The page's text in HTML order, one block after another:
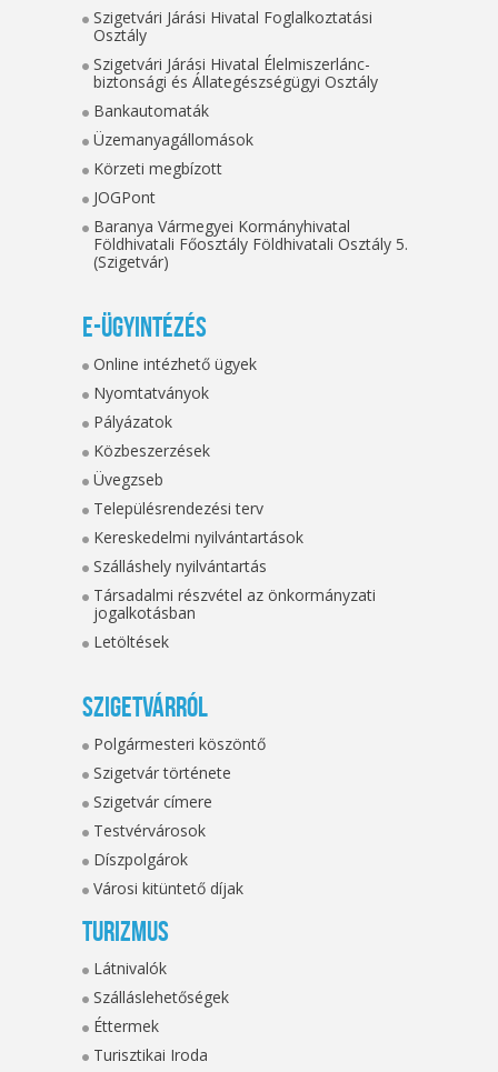
Szigetvári Járási Hivatal Foglalkoztatási
Osztály
Szigetvári Járási Hivatal Élelmiszerlánc-
biztonsági és Állategészségügyi Osztály
Bankautomaták
Üzemanyagállomások
Körzeti megbízott
JOGPont
Baranya Vármegyei Kormányhivatal
Földhivatali Főosztály Földhivatali Osztály 5.
(Szigetvár)
E-ügyintézés
Online intézhető ügyek
Nyomtatványok
Pályázatok
Közbeszerzések
Üvegzseb
Településrendezési terv
Kereskedelmi nyilvántartások
Szálláshely nyilvántartás
Társadalmi részvétel az önkormányzati
jogalkotásban
Letöltések
Szigetvárról
Polgármesteri köszöntő
Szigetvár története
Szigetvár címere
Testvérvárosok
Díszpolgárok
Városi kitüntető díjak
Turizmus
Látnivalók
Szálláslehetőségek
Éttermek
Turisztikai Iroda